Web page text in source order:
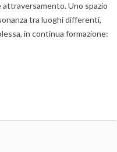
Uno spazio
tra luoghi differenti,
in continua formazione: